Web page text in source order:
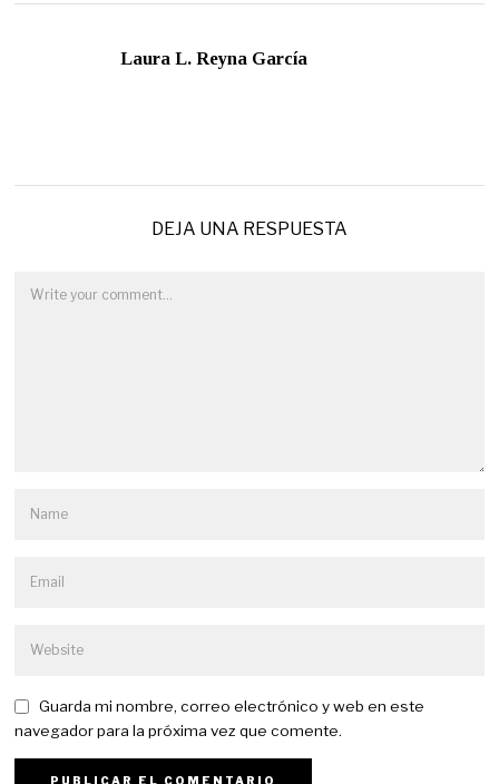
Laura L. Reyna García
DEJA UNA RESPUESTA
Guarda mi nombre, correo electrónico y web en este
navegador para la próxima vez que comente.